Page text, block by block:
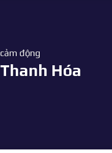
động
Hóa